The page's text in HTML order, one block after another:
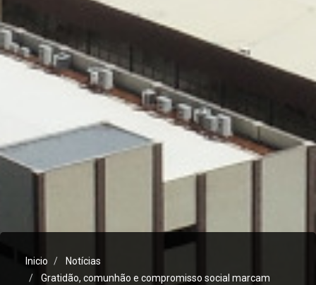
Inicio
Notícias
Gratidão, comunhão e compromisso social marcam